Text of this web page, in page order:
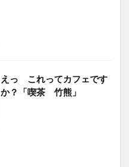
えっ これってカフェです
か？「喫茶 竹熊」